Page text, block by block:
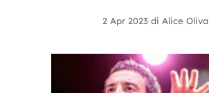
2 Apr 2023 di Alice Oliva